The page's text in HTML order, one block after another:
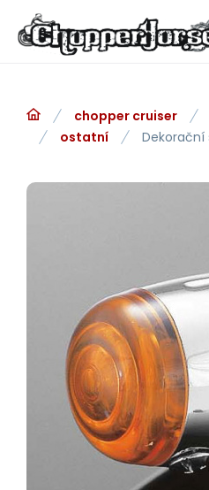
chopper cruiser
ostatní
Dekorační